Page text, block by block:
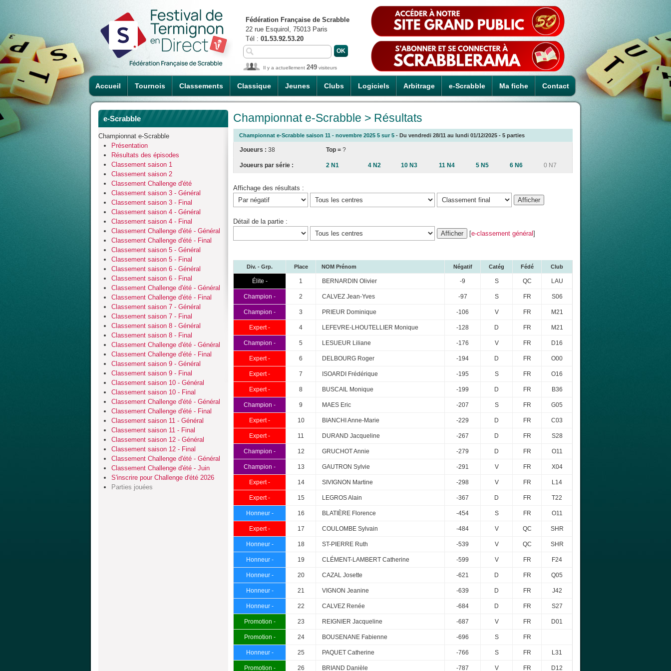
Accueil Tournois Classements Classique Jeunes Clubs Logiciels Arbitrage e-Scrabble Ma fiche Contact
Fédération Française de Scrabble
22 rue Esquirol, 75013 Paris
Tél : 01.53.92.53.20
Il y a actuellement 249 visiteurs
e-Scrabble
Championnat e-Scrabble
Présentation
Résultats des épisodes
Classement saison 1
Classement saison 2
Classement Challenge d'été
Classement saison 3 - Général
Classement saison 3 - Final
Classement saison 4 - Général
Classement saison 4 - Final
Classement Challenge d'été - Général
Classement Challenge d'été - Final
Classement saison 5 - Général
Classement saison 5 - Final
Classement saison 6 - Général
Classement saison 6 - Final
Classement Challenge d'été - Général
Classement Challenge d'été - Final
Classement saison 7 - Général
Classement saison 7 - Final
Classement saison 8 - Général
Classement saison 8 - Final
Classement Challenge d'été - Général
Classement Challenge d'été - Final
Classement saison 9 - Général
Classement saison 9 - Final
Classement saison 10 - Général
Classement saison 10 - Final
Classement Challenge d'été - Général
Classement Challenge d'été - Final
Classement saison 11 - Général
Classement saison 11 - Final
Classement saison 12 - Général
Classement saison 12 - Final
Classement Challenge d'été - Général
Classement Challenge d'été - Juin
S'inscrire pour Challenge d'été 2026
Parties jouées
Championnat e-Scrabble > Résultats
Championnat e-Scrabble saison 11 - novembre 2025 5 sur 5 - Du vendredi 28/11 au lundi 01/12/2025 - 5 parties
Joueurs : 38 Top = ?
Joueurs par série : 2 N1 4 N2 10 N3 11 N4 5 N5 6 N6 0 N7
Affichage des résultats :
Détail de la partie :
[e-classement général]
Div. - Grp. Place NOM Prénom Négatif Catég Fédé Club
Élite - 1 BERNARDIN Olivier -9 S QC LAU
Champion - 2 CALVEZ Jean-Yves -97 S FR S06
Champion - 3 PRIEUR Dominique -106 V FR M21
Expert - 4 LEFEVRE-LHOUTELLIER Monique -128 D FR M21
Champion - 5 LESUEUR Liliane -176 V FR D16
Expert - 6 DELBOURG Roger -194 D FR O00
Expert - 7 ISOARDI Frédérique -195 S FR O16
Expert - 8 BUSCAIL Monique -199 D FR B36
Champion - 9 MAES Eric -207 S FR G05
Expert - 10 BIANCHI Anne-Marie -229 D FR C03
Expert - 11 DURAND Jacqueline -267 D FR S28
Champion - 12 GRUCHOT Annie -279 D FR O11
Champion - 13 GAUTRON Sylvie -291 V FR X04
Expert - 14 SIVIGNON Martine -298 V FR L14
Expert - 15 LEGROS Alain -367 D FR T22
Honneur - 16 BLATIÈRE Florence -454 S FR O11
Expert - 17 COULOMBE Sylvain -484 V QC SHR
Honneur - 18 ST-PIERRE Ruth -539 V QC SHR
Honneur - 19 CLÉMENT-LAMBERT Catherine -599 V FR F24
Honneur - 20 CAZAL Josette -621 D FR Q05
Honneur - 21 VIGNON Jeanine -639 D FR J42
Honneur - 22 CALVEZ Renée -684 D FR S27
Promotion - 23 REIGNIER Jacqueline -687 V FR D01
Promotion - 24 BOUSENANE Fabienne -696 S FR
Honneur - 25 PAQUET Catherine -766 S FR L31
Promotion - 26 BRIAND Danièle -787 V FR D12